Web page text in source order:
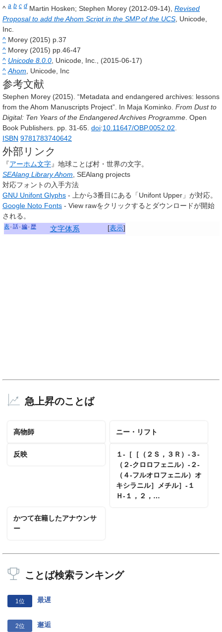
^ a b c d Martin Hosken; Stephen Morey (2012-09-14), Revised
Proposal to add the Ahom Script in the SMP of the UCS , Unicode,
Inc.
^ Morey (2015) p.37
^ Morey (2015) pp.46-47
^ Unicode 8.0.0 , Unicode, Inc., (2015-06-17)
^ Ahom , Unicode, Inc
参考文献
Stephen Morey (2015). “Metadata and endangered archives: lessons
from the Ahom Manuscripts Project”. In Maja Kominko. From Dust to
Digital: Ten Years of the Endangered Archives Programme . Open
Book Publishers. pp. 31-65. doi:10.11647/OBP.0052.02
ISBN 9781783740642
外部リンク
『アーホム文字』地球ことば村・世界の文字。
SEAlang Library Ahom , SEAlang projects
対応フォントの入手方法
GNU Unifont Glyphs - 上から3番目にある「Unifont Upper」が対応。
Google Noto Fonts - View rawをクリックするとダウンロードが開始
される。
[表示]
表 話 編 歴 文字体系
急上昇のことば
高物師 ニー・リフト
反映
１‐［［（２Ｓ，３Ｒ）‐３‐
（２‐クロロフェニル）‐２‐
（４‐フルオロフェニル）オ
キシラニル］メチル］‐１
Ｈ‐１，２，…
かつて在籍したアナウンサ
ー
ことば検索ランキング
1位 最遅
2位 邂逅